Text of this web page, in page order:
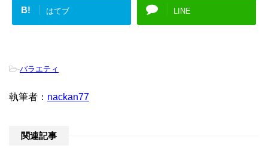
B! はてブ LINE
-バラエティ
執筆者： nackan77
関連記事